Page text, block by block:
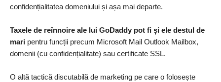
confidențialitatea domeniului și așa mai departe.
Taxele de reînnoire ale lui GoDaddy pot fi și ele destul de
mari pentru funcții precum Microsoft Mail Outlook Mailbox,
domenii (cu confidențialitate) sau certificate SSL.
O altă tactică discutabilă de marketing pe care o folosește